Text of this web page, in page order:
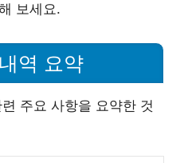
보세요.
역 요약
주요 사항을 요약한 것